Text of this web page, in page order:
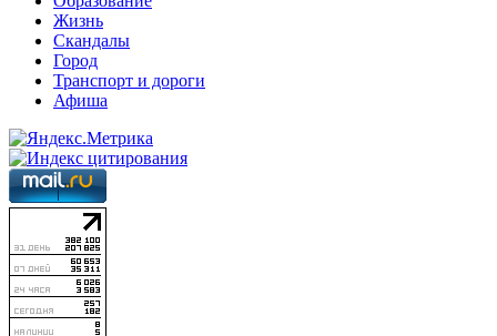
Жизнь
Скандалы
Город
Транспорт и дороги
Афиша